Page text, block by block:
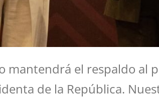
mantendrá el respaldo al
de la República.